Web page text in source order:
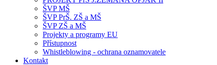
ŠVP MŠ
ŠVP PrŠ. ZŠ a MŠ
ŠVP ZŠ a MŠ
Projekty a programy EU
Přístupnost
Whistleblowing - ochrana oznamovatele
Kontakt